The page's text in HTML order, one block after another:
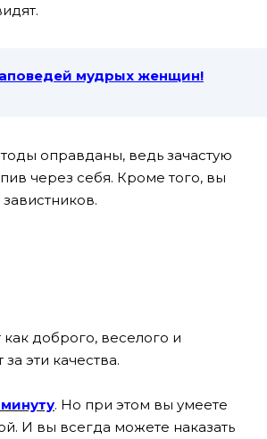
мудрых женщин!
оправданы, ведь зачастую
через себя. Кроме того, вы
доброго, веселого и
эти качества.
. Но при этом вы умеете
И вы всегда можете наказать